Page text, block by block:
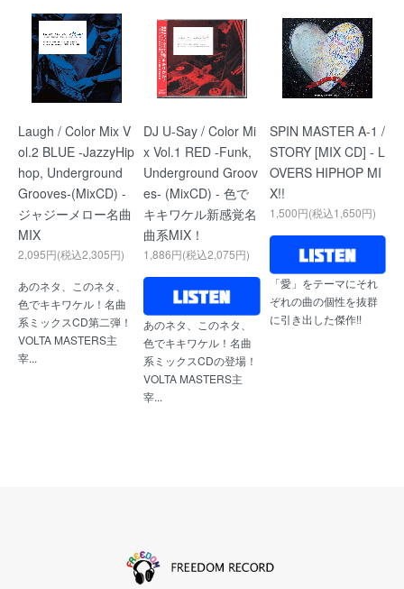
Laugh / Color Mix V
ol.2 BLUE -JazzyHip
hop, Underground
Grooves-(MixCD) -
ジャジーメロー名曲
MIX
2,095円(税込2,305円)
あのネタ、このネタ、
色でキキワケル！名曲
系ミックスCD第二弾！
VOLTA MASTERS主
宰...
DJ U-Say / Color Mi
x Vol.1 RED -Funk,
Underground Groov
es- (MixCD) - 色で
キキワケル新感覚名
曲系MIX！
1,886円(税込2,075円)
あのネタ、このネタ、
色でキキワケル！名曲
系ミックスCDの登場！
VOLTA MASTERS主
宰...
SPIN MASTER A-1 /
STORY [MIX CD] - L
OVERS HIPHOP MI
X!!
1,500円(税込1,650円)
「愛」をテーマにそれ
ぞれの曲の個性を抜群
に引き出した傑作!!